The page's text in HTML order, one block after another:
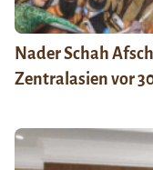
Nader Schah
Zentralasien vor